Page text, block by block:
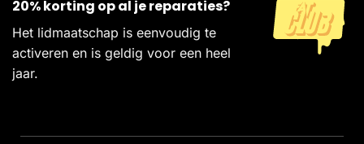
20% korting op al je reparaties?
Het lidmaatschap is eenvoudig te
activeren en is geldig voor een heel
jaar.